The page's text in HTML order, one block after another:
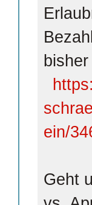
ein/
Geht